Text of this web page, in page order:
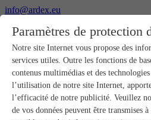
info@ardex.eu
Français
Produits
Aperçu des produits
Gros-œuvre
Pose de chape
Primaires et préparation
Paramètres de protection
Notre site Internet vous propose des
services utiles. Outre les fonctions de
contenus multimédias et des
l’utilisation de notre site Internet,
l’efficacité de notre publicité. Veuillez
de vos données peuvent être transmises